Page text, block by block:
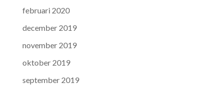
februari 2020
december 2019
november 2019
oktober 2019
september 2019